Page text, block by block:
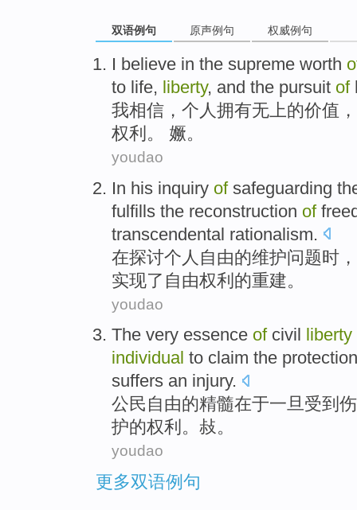
双语例句 原声例句 权威例句
I believe in the supreme worth
to life, liberty, and the pursuit of
我相信 ， 个人 拥有无上的价值
权利 。 㜧。
youdao
In his inquiry of safeguarding
fulfills the reconstruction of
transcendental rationalism.
在探讨个人 自由的维护问题时 ，
实现了 自由权利 的重建。
youdao
The very essence of civil
liberty
individual to claim the protection
suffers an injury.
公民 自由的精髓在于一旦受到
护的权利 。敊。
youdao
更多双语例句